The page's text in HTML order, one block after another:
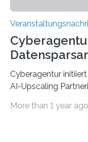
Cyberagentur
AI-Upscaling
innovative
More than 1 year ago